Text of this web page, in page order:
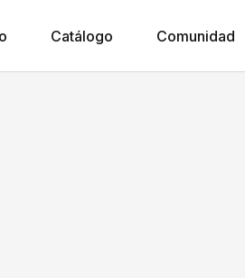
Catálogo Comunidad